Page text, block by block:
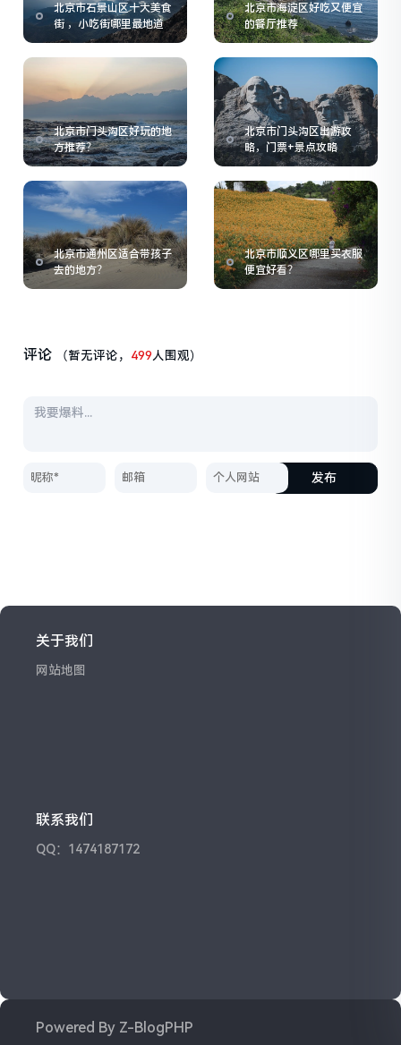
北京市石景山区十大美食
街 ，小吃街哪里最地道
北京市海淀区好吃又便宜
的餐厅推荐
北京市门头沟区好玩的地
方推荐？
北京市门头沟区出游攻
略，门票+景点攻略
北京市通州区适合带孩子
去的地方？
北京市顺义区哪里买衣服
便宜好看？
评论 （暂无评论， 499人围观）
发布
关于我们
网站地图
联系我们
QQ：1474187172
Powered By Z-BlogPHP